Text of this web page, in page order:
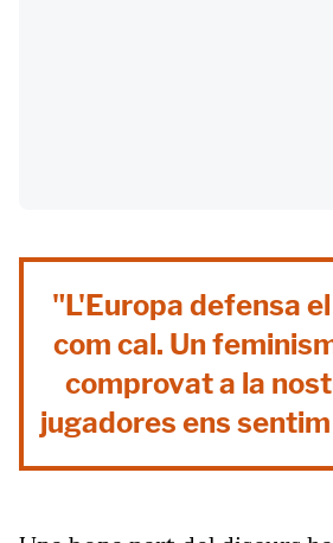
"L'Europa defensa
com cal. Un
comprovat a la
jugadores ens